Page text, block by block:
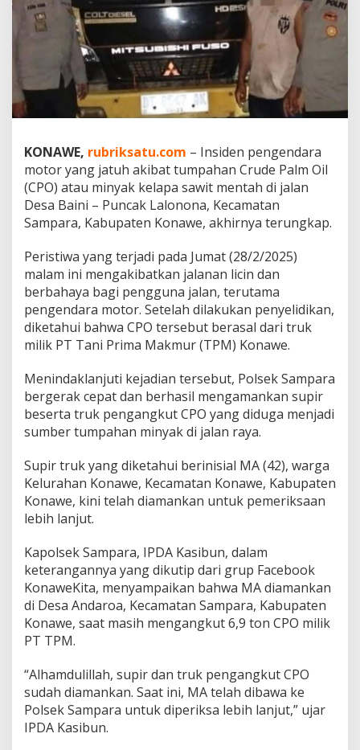
u
n
a
k
a
o
n
a
o
n
w
e
P
o
l
i
I
m
b
u
P
e
n
d
a
r
a
B
e
a
t
i
-
KONAWE, rubriksatu.com – Insiden pengendara
motor yang jatuh akibat tumpahan Crude Palm Oil
(CPO) atau minyak kelapa sawit mentah di jalan
Desa Baini – Puncak Lalonona, Kecamatan
Sampara, Kabupaten Konawe, akhirnya terungkap.
Peristiwa yang terjadi pada Jumat (28/2/2025)
malam ini mengakibatkan jalanan licin dan
berbahaya bagi pengguna jalan, terutama
pengendara motor. Setelah dilakukan penyelidikan,
diketahui bahwa CPO tersebut berasal dari truk
milik PT Tani Prima Makmur (TPM) Konawe.
Menindaklanjuti kejadian tersebut, Polsek Sampara
bergerak cepat dan berhasil mengamankan supir
beserta truk pengangkut CPO yang diduga menjadi
sumber tumpahan minyak di jalan raya.
Supir truk yang diketahui berinisial MA (42), warga
Kelurahan Konawe, Kecamatan Konawe, Kabupaten
Konawe, kini telah diamankan untuk pemeriksaan
lebih lanjut.
Kapolsek Sampara, IPDA Kasibun, dalam
keterangannya yang dikutip dari grup Facebook
KonaweKita, menyampaikan bahwa MA diamankan
di Desa Andaroa, Kecamatan Sampara, Kabupaten
Konawe, saat masih mengangkut 6,9 ton CPO milik
PT TPM.
“Alhamdulillah, supir dan truk pengangkut CPO
sudah diamankan. Saat ini, MA telah dibawa ke
Polsek Sampara untuk diperiksa lebih lanjut,” ujar
IPDA Kasibun.